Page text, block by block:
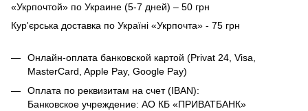
«Укрпочтой» по Украине (5-7 дней) – 50 грн
Кур'єрська доставка по Україні «Укрпочта» - 75 грн
Онлайн-оплата банковской картой (Privat 24, Visa,
MasterCard, Apple Pay, Google Pay)
Оплата по реквизитам на счет (IBAN):
Банковское учреждение: АО КБ «ПРИВАТБАНК»